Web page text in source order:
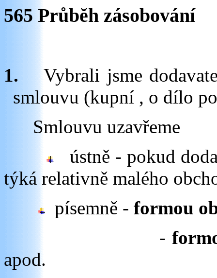
565 Průběh zásobování
1.
Vybrali jsme
smlouvu (kupní , o dílo
Smlouvu uzavřeme
ústně - pokud
týká relativně malého
písemně - formou
-
apod.